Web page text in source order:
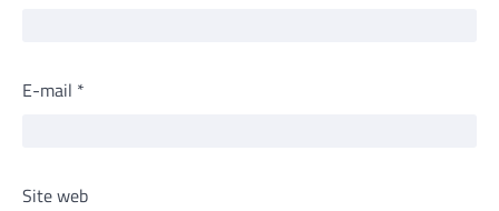
E-mail *
Site web